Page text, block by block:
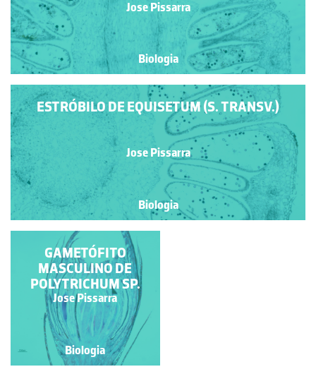
Jose Pissarra
Biologia
ESTRÓBILO DE EQUISETUM (S. TRANSV.)
Jose Pissarra
Biologia
PROTALO DE
PTERIDÓFITA
Jose Pissarra
Biologia
GAMETÓFITO
MASCULINO DE
POLYTRICHUM SP.
Jose Pissarra
Biologia